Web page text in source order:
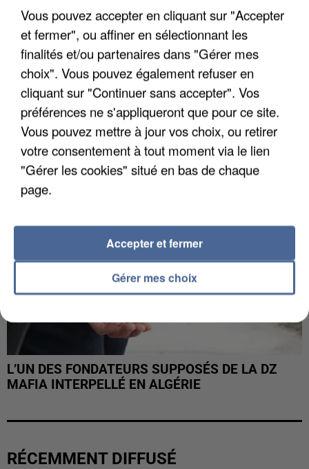
APRÈS TOUTES CES CANICULES, LES REFUGES
DE FAUNE SAUVAGE SONT...
L’UN DES FONDATEURS SUPPOSÉS DE LA DZ
MAFIA INTERPELLÉ EN ALGÉRIE
RÉCEMMENT DIFFUSÉ
Vous pouvez accepter en cliquant sur "Accepter
et fermer", ou affiner en sélectionnant les
finalités et/ou partenaires dans "Gérer mes
choix". Vous pouvez également refuser en
cliquant sur "Continuer sans accepter". Vos
préférences ne s'appliqueront que pour ce site.
Vous pouvez mettre à jour vos choix, ou retirer
votre consentement à tout moment via le lien
"Gérer les cookies" situé en bas de chaque
page.
Gérer mes choix
Accepter et fermer